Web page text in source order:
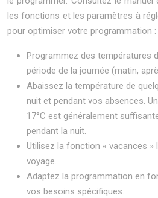
les fonctions et les paramètres à
pour optimiser votre programmation :
Programmez des températures
période de la journée (matin,
Abaissez la température de
nuit et pendant vos absences.
17°C est généralement
pendant la nuit.
Utilisez la fonction « vacances »
voyage.
Adaptez la programmation en
vos besoins spécifiques.